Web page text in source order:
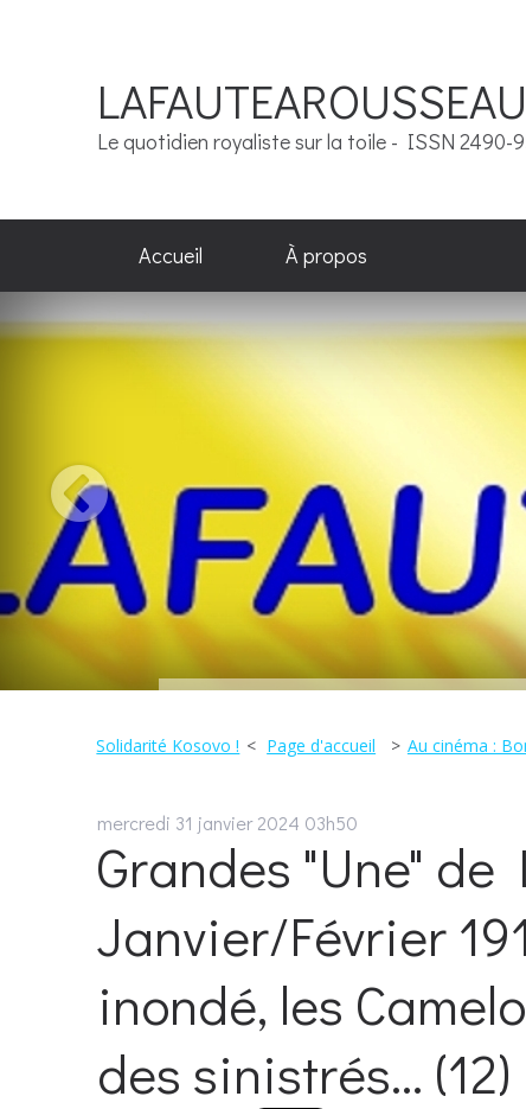
LAFAUTEAROUSSEAU
Le quotidien royaliste sur la toile - ISSN 2490-
Accueil À propos
Solidarité Kosovo ! Page d'accueil Au cinéma :
mercredi 31 janvier 2024 03h50
Grandes "Une"
Janvier/Février
inondé, les
des sinistrés... (12)